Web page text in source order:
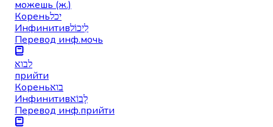
можешь (ж.)
Кореньיכל
Инфинитивלִיכוֹל
Перевод инф.мочь
לבוא
прийти
Кореньבוא
Инфинитивלָבוֹא
Перевод инф.прийти